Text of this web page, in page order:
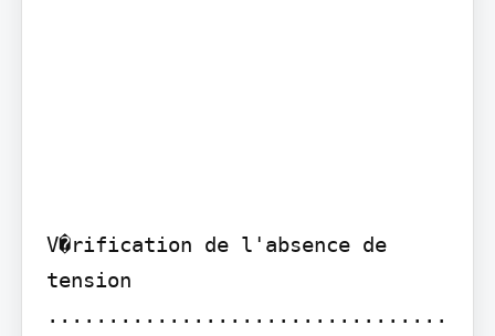
V�rification de l'absence de
tension
.................................